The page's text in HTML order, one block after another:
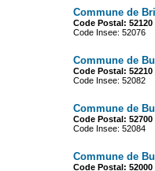
Commune de
Code Postal: 52120
Code Insee: 52076
Commune de
Code Postal: 52210
Code Insee: 52082
Commune de
Code Postal: 52700
Code Insee: 52084
Commune de
Code Postal: 52000